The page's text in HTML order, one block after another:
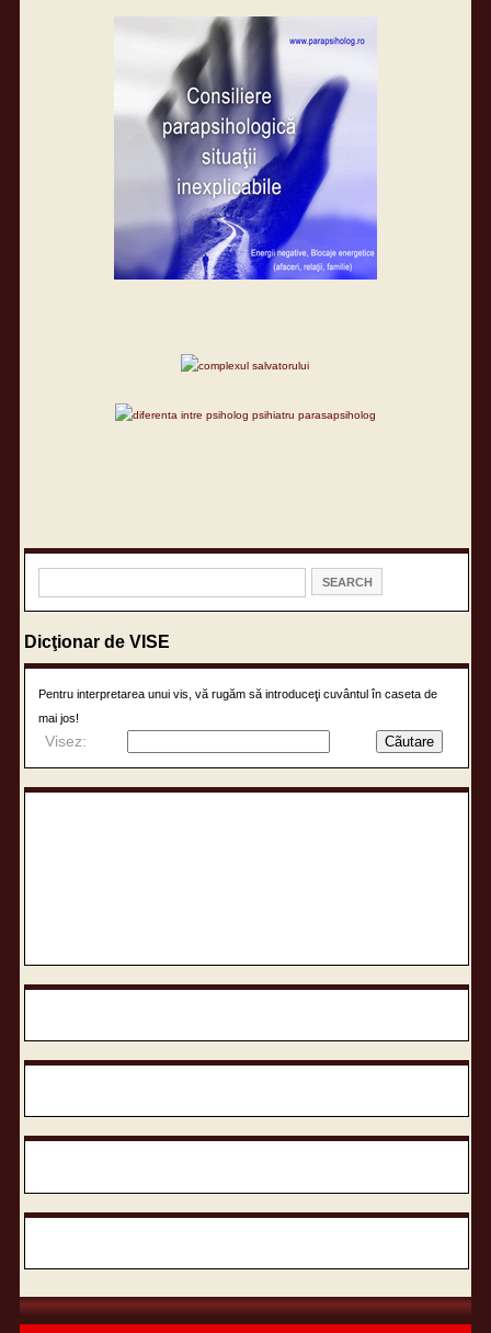
Dicţionar de VISE
Pentru interpretarea unui vis, vă rugăm să introduceţi cuvântul în caseta de
mai jos!
Visez: